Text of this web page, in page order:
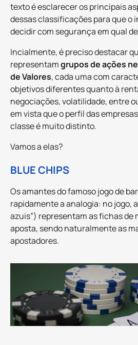
texto é esclarecer os principais
dessas classificações para que o
decidir com segurança em qual
Incialmente, é preciso destacar
representamgrupos deações
de Valores, cada uma com
objetivos diferentes quanto à
negociações, volatilidade, entre
em vista que o perfil das
classe é muito distinto.
Vamos a elas?
BLUE CHIPS
Os amantes do famoso jogo de
rapidamente a analogia: no jogo,
azuis”) representam as fichas de
aposta, sendo naturalmente as
apostadores.